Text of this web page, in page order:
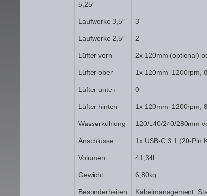
5,25″
Laufwerke 3,5″ 3
Laufwerke 2,5″ 2
Lüfter vorn 2x 120mm (optional)
Lüfter oben 1x 120mm, 1200rpm,
Lüfter unten 0
Lüfter hinten 1x 120mm, 1200rpm,
Wasserkühlung 120/140/240/280mm
Anschlüsse 1x USB-C 3.1 (20-Pin
Volumen 41,34l
Gewicht 6,80kg
Besonderheiten
Kabelmanagement,